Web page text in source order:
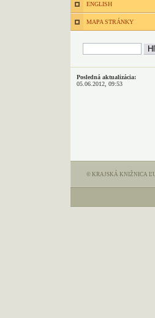
ENGLISH
MAPA STRÁNKY
Posledná aktualizácia:
05.06.2012, 09:53
© KRAJSKÁ KNIŽNICA